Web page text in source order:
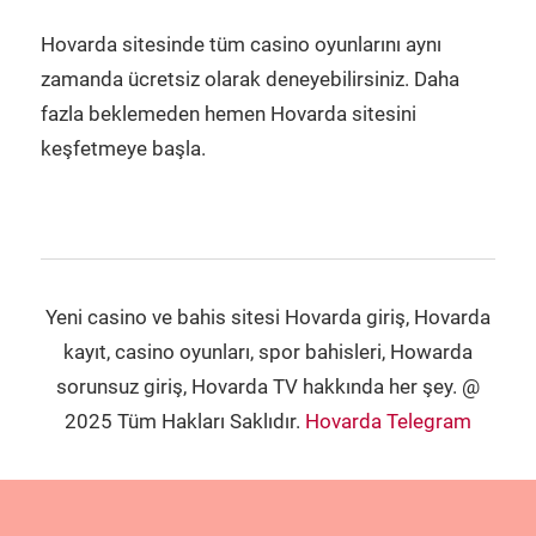
Hovarda sitesinde tüm casino oyunlarını aynı
zamanda ücretsiz olarak deneyebilirsiniz. Daha
fazla beklemeden hemen Hovarda sitesini
keşfetmeye başla.
Yeni casino ve bahis sitesi Hovarda giriş, Hovarda
kayıt, casino oyunları, spor bahisleri, Howarda
sorunsuz giriş, Hovarda TV hakkında her şey. @
2025 Tüm Hakları Saklıdır. Hovarda Telegram